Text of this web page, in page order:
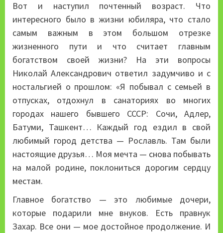
Вот и наступил почтенный возраст. Что
интересного было в жизни юбиляра, что стало
самым важным в этом большом отрезке
жизненного пути и что считает главным
богатством своей жизни? На эти вопросы
Николай Александрович ответил задумчиво и с
ностальгией о прошлом: «Я побывал с семьей в
отпусках, отдохнул в санаториях во многих
городах нашего бывшего СССР: Сочи, Адлер,
Батуми, Ташкент… Каждый год ездил в свой
любимый город детства — Рославль. Там были
настоящие друзья… Моя мечта — снова побывать
на малой родине, поклониться дорогим сердцу
местам.
Главное богатство — это любимые дочери,
которые подарили мне внуков. Есть правнук
Захар. Все они — мое достойное продолжение. И